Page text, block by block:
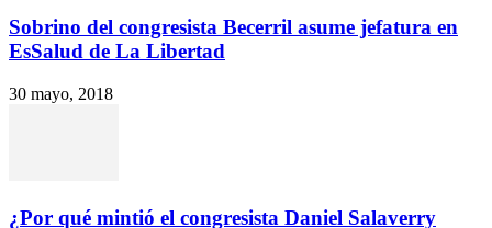
Sobrino del congresista Becerril asume jefatura en
EsSalud de La Libertad
30 mayo, 2018
¿Por qué mintió el congresista Daniel Salaverry